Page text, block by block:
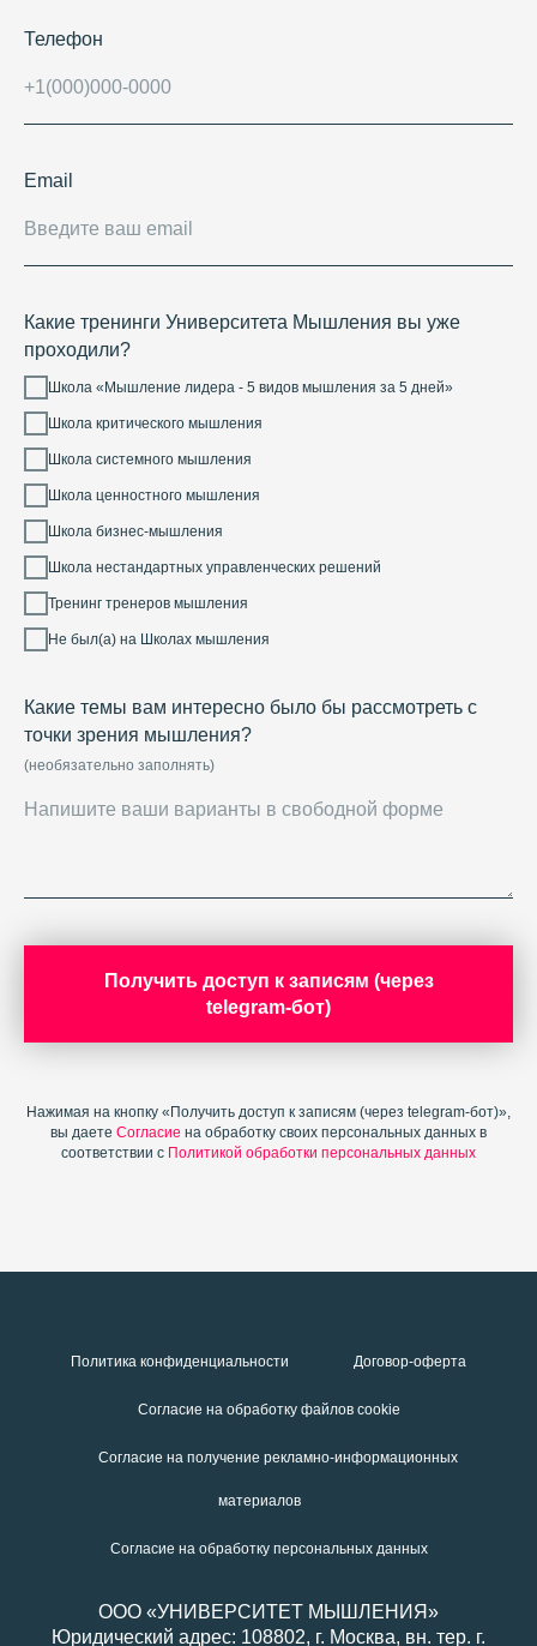
Телефон
Email
Какие тренинги Университета Мышления вы уже
проходили?
Школа «Мышление лидера - 5 видов мышления за 5 дней»
Школа критического мышления
Школа системного мышления
Школа ценностного мышления
Школа бизнес-мышления
Школа нестандартных управленческих решений
Тренинг тренеров мышления
Не был(а) на Школах мышления
Какие темы вам интересно было бы рассмотреть с
точки зрения мышления?
(необязательно заполнять)
Получить доступ к записям (через
telegram-бот)
Нажимая на кнопку «Получить доступ к записям (через telegram-бот)»,
вы даете Согласие на обработку своих персональных данных в
соответствии с Политикой обработки персональных данных
Политика конфиденциальности Договор-оферта
Согласие на обработку файлов cookie
Cогласие на получение рекламно-информационных
материалов
Cогласие на обработку персональных данных
ООО «УНИВЕРСИТЕТ МЫШЛЕНИЯ»
Юридический адрес: 108802, г. Москва, вн. тер. г.